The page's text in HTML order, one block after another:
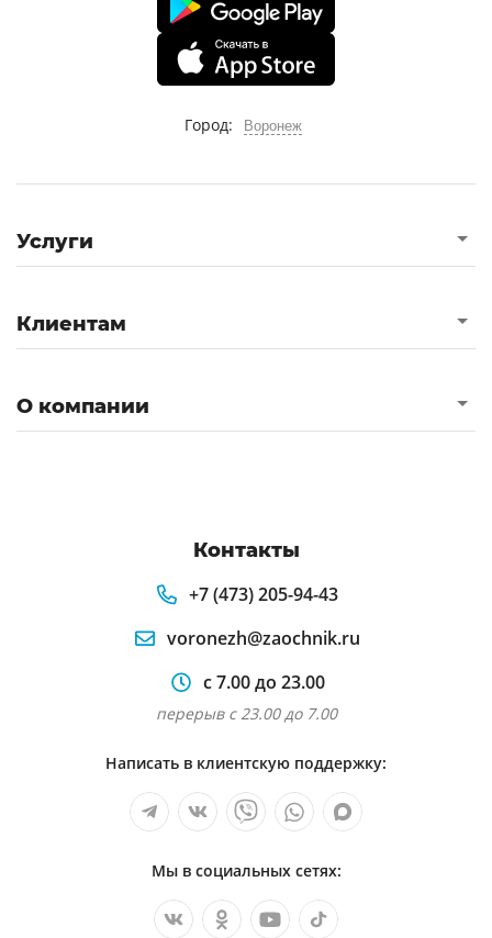
Город: Воронеж
Услуги
Клиентам
О компании
Контакты
+7 (473) 205-94-43
voronezh@zaochnik.ru
с 7.00 до 23.00
перерыв с 23.00 до 7.00
Написать в клиентскую поддержку:
Мы в социальных сетях: